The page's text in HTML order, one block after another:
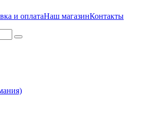
и оплатаНаш магазинКонтакты